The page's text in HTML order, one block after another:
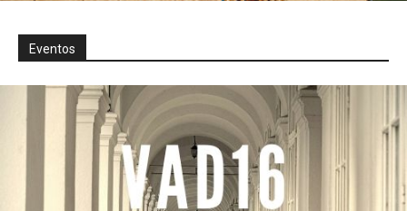
Eventos